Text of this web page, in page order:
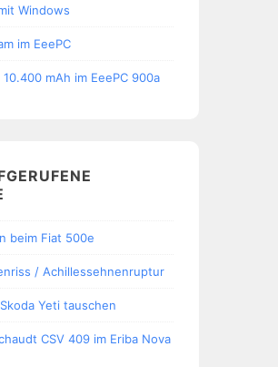
Windows
im EeePC
mAh im EeePC 900a
beim Fiat 500e
/ Achillessehnenruptur
Yeti tauschen
CSV 409 im Eriba Nova